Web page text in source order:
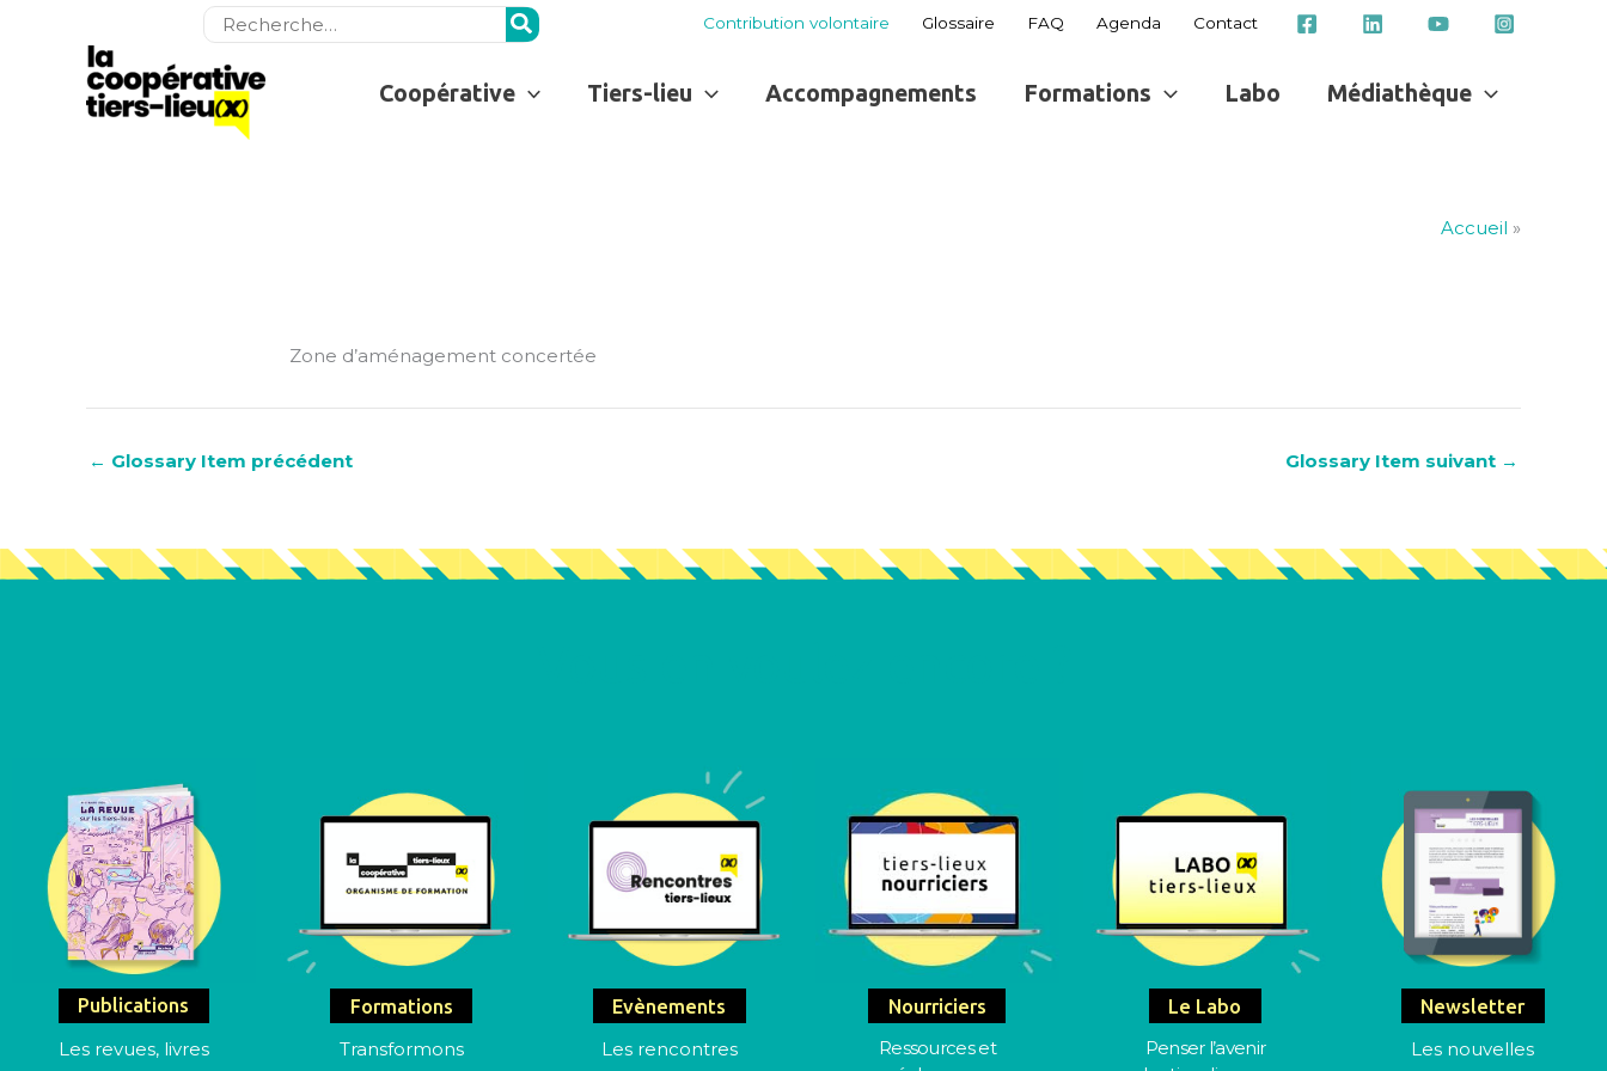
Rechercher: Contribution volontaire Glossaire FAQ Agenda Contact
Coopérative Tiers-lieu Accompagnements Formations Labo Médiathèque
Accueil »
Zone d’aménagement concertée
← Glossary Item précédent Glossary Item suivant →
Publications
Les revues, livres
Formations
Transformons
Evènements
Les rencontres
Nourriciers
Ressources et
Le Labo
Penser l’avenir
Newsletter
Les nouvelles